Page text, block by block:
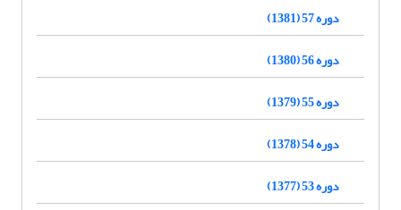
دوره 57 (1381)
دوره 56 (1380)
دوره 55 (1379)
دوره 54 (1378)
دوره 53 (1377)